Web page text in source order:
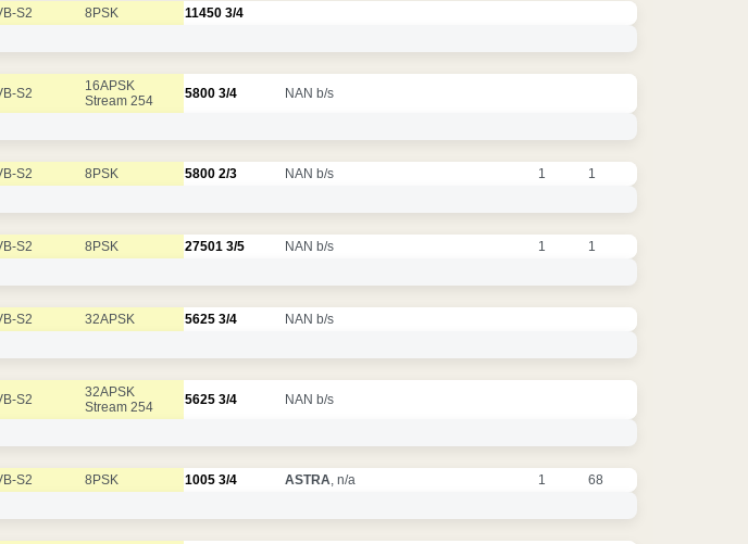
S2 8PSK 11450 3/4
S2
16APSK
Stream 254
5800 3/4 NAN b/s
S2 8PSK 5800 2/3 NAN b/s 1 1
S2 8PSK 27501 3/5 NAN b/s 1 1
S2 32APSK 5625 3/4 NAN b/s
S2
32APSK
Stream 254
5625 3/4 NAN b/s
S2 8PSK 1005 3/4 ASTRA, n/a 1 68